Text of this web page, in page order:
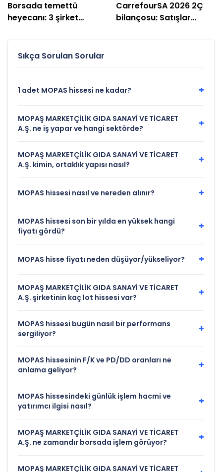
Borsada temettü
heyecanı: 3 şirket
CarrefourSA 2026 2Ç
bilançosu: Satışlar
Sıkça Sorulan Sorular
1 adet MOPAS hissesi ne kadar? +
MOPAŞ MARKETÇİLİK GIDA SANAYİ VE TİCARET
A.Ş. ne iş yapar ve hangi sektörde?
+
MOPAŞ MARKETÇİLİK GIDA SANAYİ VE TİCARET
A.Ş. kimin, ortaklık yapısı nasıl?
+
MOPAS hissesi nasıl ve nereden alınır? +
MOPAS hissesi son bir yılda en yüksek hangi
fiyatı gördü?
+
MOPAS hisse fiyatı neden düşüyor/yükseliyor? +
MOPAŞ MARKETÇİLİK GIDA SANAYİ VE TİCARET
A.Ş. şirketinin kaç lot hissesi var?
+
MOPAS hissesi bugün nasıl bir performans
sergiliyor?
+
MOPAS hissesinin F/K ve PD/DD oranları ne
anlama geliyor?
+
MOPAS hissesindeki günlük işlem hacmi ve
yatırımcı ilgisi nasıl?
+
MOPAŞ MARKETÇİLİK GIDA SANAYİ VE TİCARET
A.Ş. ne zamandır borsada işlem görüyor?
+
MOPAŞ MARKETÇİLİK GIDA SANAYİ VE TİCARET